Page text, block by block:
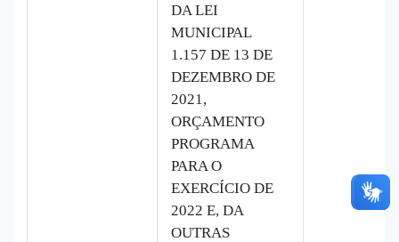
DA LEI
MUNICIPAL
1.157 DE 13 DE
DEZEMBRO DE
2021,
ORÇAMENTO
PROGRAMA
PARA O
EXERCÍCIO DE
2022 E, DA
OUTRAS